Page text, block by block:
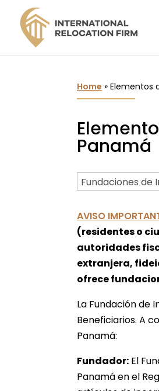
Home » Elementos
Panamá
AVISO
(residentes o
autoridades
extranjera,
ofrece
La Fundación de
Beneficiarios. A
Panamá:
Fundador: El
Panamá en el